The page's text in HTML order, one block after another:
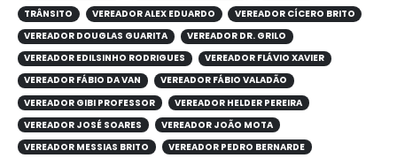
TRÂNSITO
VEREADOR ALEX EDUARDO
VEREADOR CÍCERO BRITO
VEREADOR DOUGLAS GUARITA
VEREADOR DR. GRILO
VEREADOR EDILSINHO RODRIGUES
VEREADOR FLÁVIO XAVIER
VEREADOR FÁBIO DA VAN
VEREADOR FÁBIO VALADÃO
VEREADOR GIBI PROFESSOR
VEREADOR HELDER PEREIRA
VEREADOR JOSÉ SOARES
VEREADOR JOÃO MOTA
VEREADOR MESSIAS BRITO
VEREADOR PEDRO BERNARDE